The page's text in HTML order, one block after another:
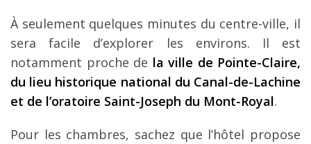
À seulement quelques minutes du centre-ville, il
sera facile d’explorer les environs. Il est
notamment proche de la ville de Pointe-Claire,
du lieu historique national du Canal-de-Lachine
et de l’oratoire Saint-Joseph du Mont-Royal.
Pour les chambres, sachez que l’hôtel propose